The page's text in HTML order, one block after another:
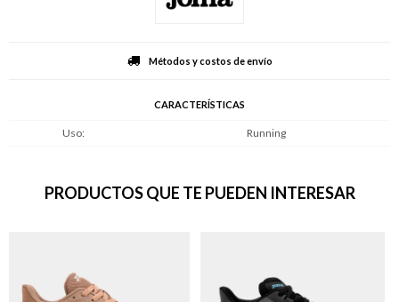
Métodos y costos de envío
CARACTERÍSTICAS
Uso Running
PRODUCTOS QUE TE PUEDEN INTERESAR